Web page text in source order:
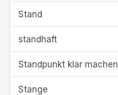
Stand
standhaft
Standpunkt klar machen
Stange